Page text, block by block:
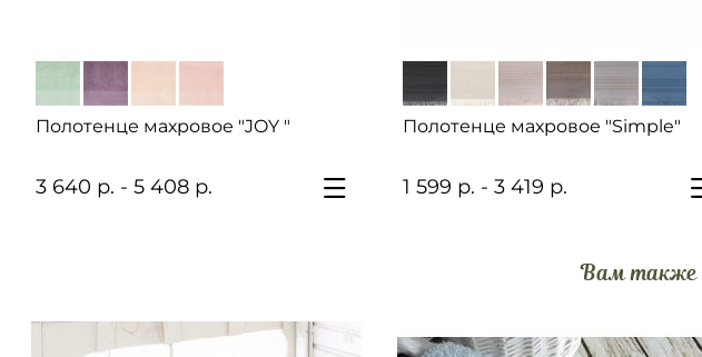
Полотенце махровое "JOY "
3 640 р. - 5 408 р.
Полотенце махровое "Simple"
1 599 р. - 3 419 р.
Вам также